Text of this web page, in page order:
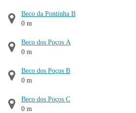
Beco da Pontinha B
0 m
Beco dos Poços A
0 m
Beco dos Poços B
0 m
Beco dos Poços C
0 m